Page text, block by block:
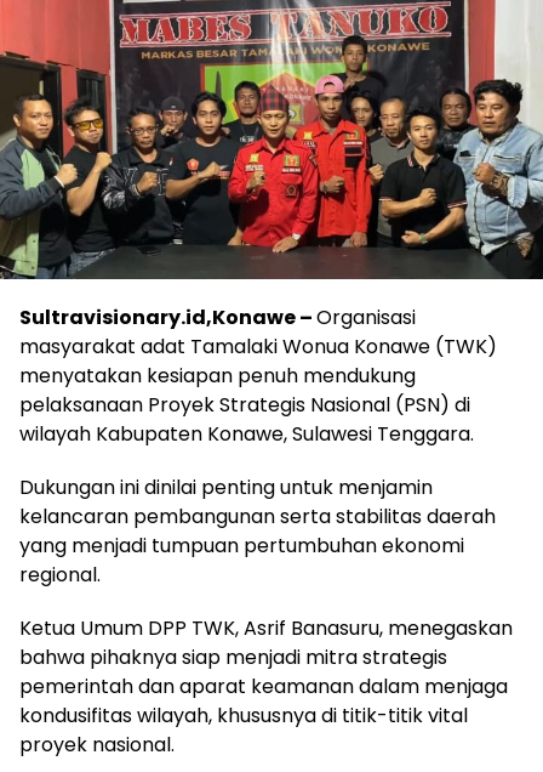
Sultravisionary.id,Konawe –Organisasi
masyarakat adat Tamalaki Wonua Konawe (TWK)
menyatakan kesiapan penuh mendukung
pelaksanaan Proyek Strategis Nasional (PSN) di
wilayah Kabupaten Konawe, Sulawesi Tenggara.
Dukungan ini dinilai penting untuk menjamin
kelancaran pembangunan serta stabilitas daerah
yang menjadi tumpuan pertumbuhan ekonomi
regional.
Ketua Umum DPP TWK, Asrif Banasuru, menegaskan
bahwa pihaknya siap menjadi mitra strategis
pemerintah dan aparat keamanan dalam menjaga
kondusifitas wilayah, khususnya di titik-titik vital
proyek nasional.